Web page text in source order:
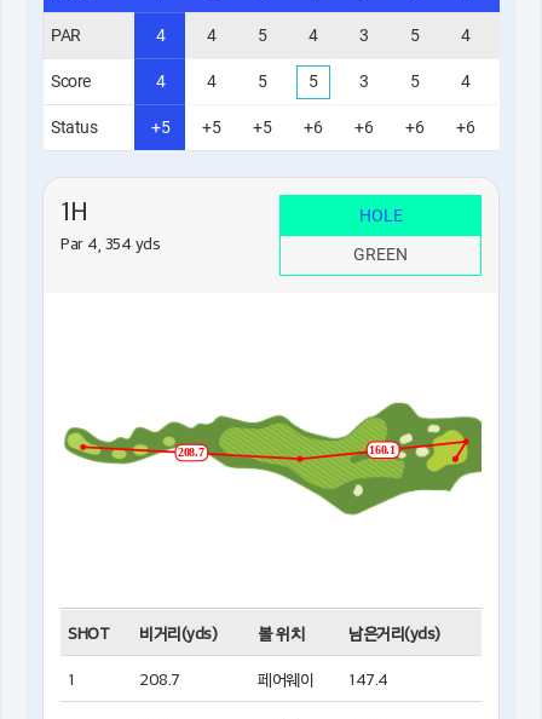
PAR 4 4 5 4 3 5 4
Score 4 4 5 5 3 5 4
Status +5 +5 +5 +6 +6 +6 +6
1H
Par 4, 354 yds
HOLE
GREEN
208.7 160.1
SHOT 비거리(yds) 볼 위치 남은거리(yds)
1 208.7 페어웨이 147.4